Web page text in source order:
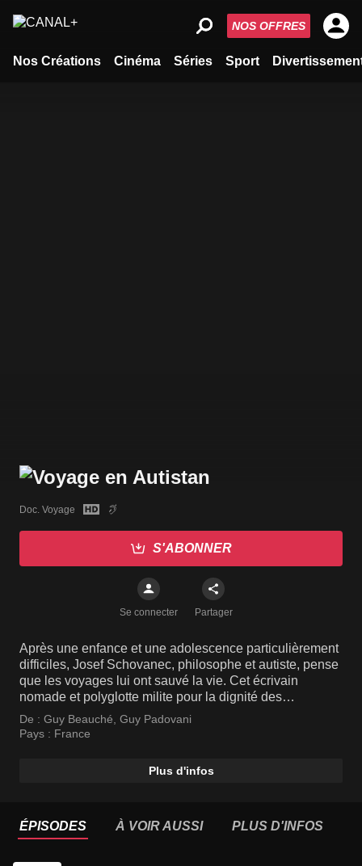
Nos Créations Cinéma Séries Sport
NOS OFFRES
Doc. Voyage
S'ABONNER
Se connecter Partager
Après une enfance et une adolescence particulièrement
difficiles, Josef Schovanec, philosophe et autiste, pense
que les voyages lui ont sauvé la vie. Cet écrivain
nomade et polyglotte milite pour la dignité des
personnes avec autisme et partage son autre façon de
voyager.
De : Guy Beauché, Guy Padovani
Pays : France
Plus d'infos
ÉPISODES À VOIR AUSSI PLUS D'INFOS